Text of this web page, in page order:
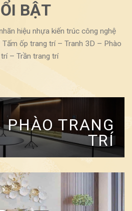
BẬT
hiệu nhựa kiến trúc công nghệ
ốp trang trí – Tranh 3D – Phào
– Trần trang trí
PHÀO TRANG
TRÍ